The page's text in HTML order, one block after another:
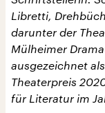
Libretti,
darunter der
Mülheimer
ausgezeichnet
Theaterpreis
für Literatur im